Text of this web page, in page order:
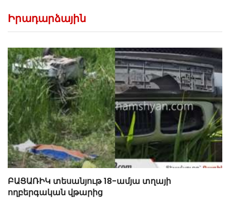
Իրադարձային
ԲԱՑԱՌԻԿ տեսանյութ 18-ամյա տղայի
ողբերգական վթարից